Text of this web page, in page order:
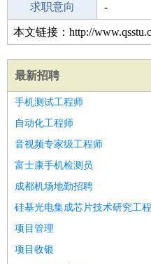
外语水平
求职意向 -
本文链接：http://
最新招聘
手机测试工程师
自动化工程师
音视频专家级工程师
富士康手机检测员
成都机场地勤招聘
硅基光电集成芯片技术研究工
项目管理
项目收银